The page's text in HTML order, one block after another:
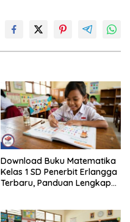
Download Buku Matematika
Kelas 1 SD Penerbit Erlangga
Terbaru, Panduan Lengkap
Legal